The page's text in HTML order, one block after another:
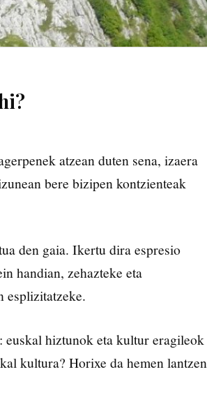
atzean duten sena, izaera
bere bizipen kontzienteak
den gaia. Ikertu dira espresio
handian, zehazteke eta
esplizitatzeke.
euskal hiztunok eta kultur eragileok
kultura? Horixe da hemen lantzen